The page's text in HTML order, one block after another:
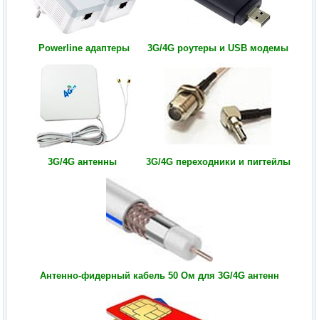
Powerline адаптеры 3G/4G роутеры и USB модемы
3G/4G антенны 3G/4G переходники и пигтейлы
Антенно-фидерный кабель 50 Ом для 3G/4G антенн